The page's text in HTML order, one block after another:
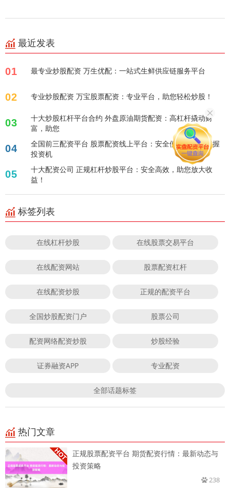
最近发表
01 最专业炒股配资 万生优配：一站式生鲜供应链服务平台
02 专业炒股配资 万宝股票配资：专业平台，助您轻松炒股！
03
十大炒股杠杆平台合约 外盘原油期货配资：高杠杆撬动财
富，助您
04
全国前三配资平台 股票配资线上平台：安全便捷，助您把握
投资机
05
十大配资公司 正规杠杆炒股平台：安全高效，助您放大收
益！
标签列表
在线杠杆炒股 在线股票交易平台
在线配资网站 股票配资杠杆
在线配资炒股 正规的配资平台
全国炒股配资门户 股票公司
配资网络配资炒股 炒股经验
证券融资APP 专业配资
全部话题标签
热门文章
正规股票配资平台 期货配资行情：最新动态与
投资策略
238